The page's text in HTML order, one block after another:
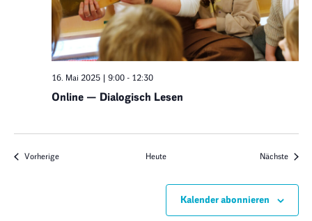
16. Mai 2025 | 9:00- 12:30
Online — Dialogisch Lesen
VorherigeVeranstaltungen Heute Nächste
Kalender abonnieren